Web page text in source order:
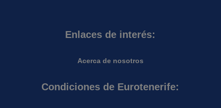
Enlaces de interés:
Acerca de nosotros
Condiciones de Eurotenerife: